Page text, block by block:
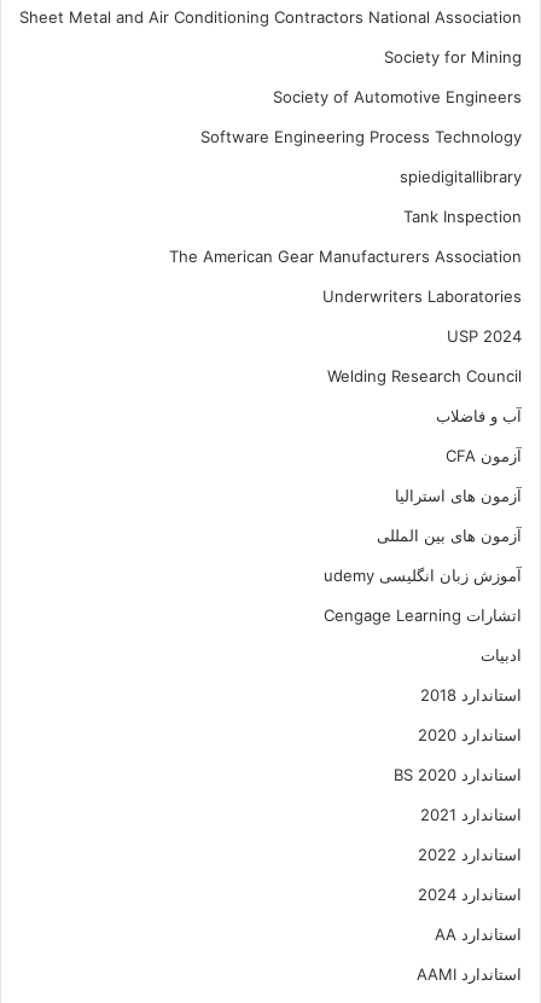
Sheet Metal and Air Conditioning Contractors National Association
Society for Mining
Society of Automotive Engineers
Software Engineering Process Technology
spiedigitallibrary
Tank Inspection
The American Gear Manufacturers Association
Underwriters Laboratories
USP 2024
Welding Research Council
آب و فاضلاب
آزمون CFA
آزمون های استرالیا
آزمون های بین المللی
آموزش زبان انگلیسی udemy
اتشارات Cengage Learning
ادبیات
استاندارد 2018
استاندارد 2020
استاندارد 2020 BS
استاندارد 2021
استاندارد 2022
استاندارد 2024
استاندارد AA
استاندارد AAMI